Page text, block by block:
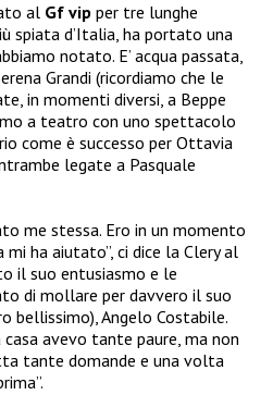
al Gf vip per tre lunghe
spiata d’Italia, ha portato una
notato. E’ acqua passata,
Grandi (ricordiamo che le
in momenti diversi, a Beppe
a teatro con uno spettacolo
come è successo per Ottavia
legate a Pasquale
me stessa. Ero in un momento
ha aiutato”, ci dice la Clery al
il suo entusiasmo e le
di mollare per davvero il suo
bellissimo), Angelo Costabile.
avevo tante paure, ma non
tante domande e una volta